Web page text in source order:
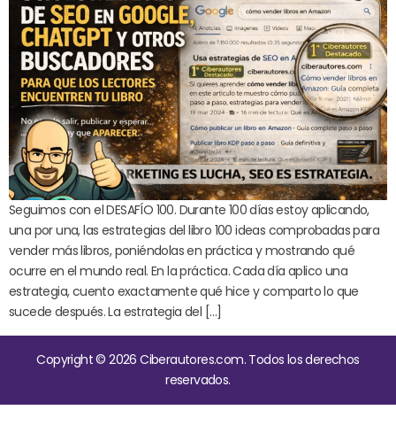
Seguimos con el DESAFÍO 100. Durante 100 días estoy aplicando,
una por una, las estrategias del libro 100 ideas comprobadas para
vender más libros, poniéndolas en práctica y mostrando qué
ocurre en el mundo real. En la práctica. Cada día aplico una
estrategia, cuento exactamente qué hice y comparto lo que
sucede después. La estrategia del […]
Copyright © 2026 Ciberautores.com. Todos los derechos
reservados.